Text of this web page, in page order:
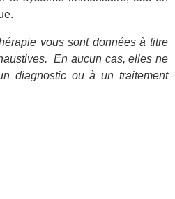
vous sont données à titre
En aucun cas, elles ne
diagnostic ou à un traitement